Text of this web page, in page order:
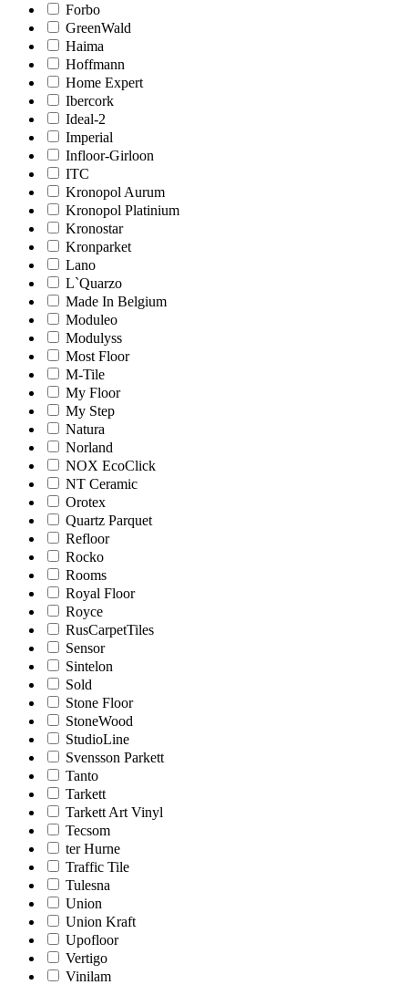
Forbo
GreenWald
Haima
Hoffmann
Home Expert
Ibercork
Ideal-2
Imperial
Infloor-Girloon
ITC
Kronopol Aurum
Kronopol Platinium
Kronostar
Kronparket
Lano
L`Quarzo
Made In Belgium
Moduleo
Modulyss
Most Floor
M-Tile
My Floor
My Step
Natura
Norland
NOX EcoClick
NT Ceramic
Orotex
Quartz Parquet
Refloor
Rocko
Rooms
Royal Floor
Royce
RusCarpetTiles
Sensor
Sintelon
Sold
Stone Floor
StoneWood
StudioLine
Svensson Parkett
Tanto
Tarkett
Tarkett Art Vinyl
Tecsom
ter Hurne
Traffic Tile
Tulesna
Union
Union Kraft
Upofloor
Vertigo
Vinilam